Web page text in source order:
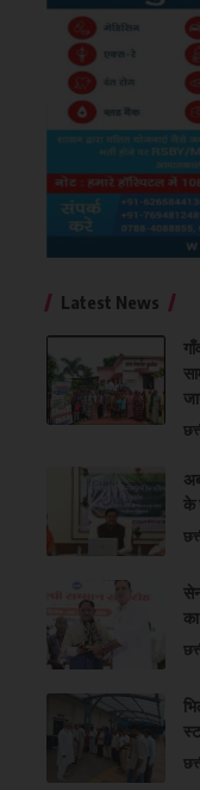
Latest News
के